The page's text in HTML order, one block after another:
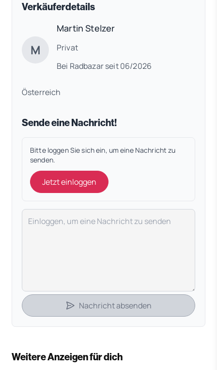
Verkäuferdetails
M
Martin Stelzer
Privat
Bei Radbazar seit 06/2026
Österreich
Sende eine Nachricht!
Bitte loggen Sie sich ein, um eine Nachricht zu
senden.
Jetzt einloggen
Deine Nachricht
Nachricht absenden
Weitere Anzeigen für dich